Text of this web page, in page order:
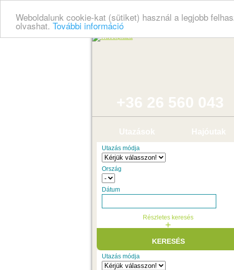
Weboldalunk cookie-kat (sütiket) használ a legjobb
olvashat. További információ
+36 26 560 043
Utazások Hajóutak
Utazás módja
Ország
Dátum
Részletes keresés
+
Utazás módja